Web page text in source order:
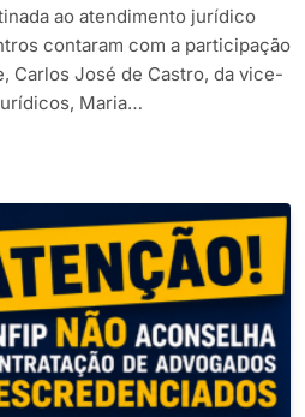
ao atendimento jurídico
contaram com a participação
Carlos José de Castro, da vice-
Maria…